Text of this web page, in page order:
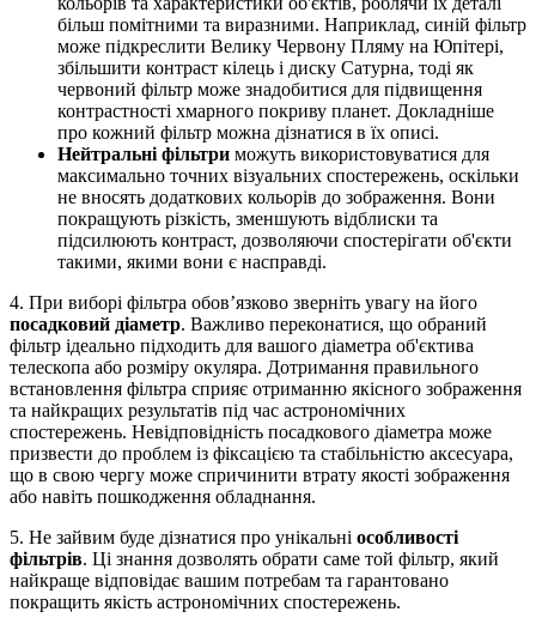
більш помітними та виразними. Наприклад, синій фільтр
може підкреслити Велику Червону Пляму на Юпітері,
збільшити контраст кілець і диску Сатурна, тоді як
червоний фільтр може знадобитися для підвищення
контрастності хмарного покриву планет. Докладніше
про кожний фільтр можна дізнатися в їх описі.
Нейтральні фільтри можуть використовуватися для
максимально точних візуальних спостережень, оскільки
не вносять додаткових кольорів до зображення. Вони
покращують різкість, зменшують відблиски та
підсилюють контраст, дозволяючи спостерігати об'єкти
такими, якими вони є насправді.
4. При виборі фільтра обов’язково зверніть увагу на його
посадковий діаметр. Важливо переконатися, що обраний
фільтр ідеально підходить для вашого діаметра об'єктива
телескопа або розміру окуляра. Дотримання правильного
встановлення фільтра сприяє отриманню якісного зображення
та найкращих результатів під час астрономічних
спостережень. Невідповідність посадкового діаметра може
призвести до проблем із фіксацією та стабільністю аксесуара,
що в свою чергу може спричинити втрату якості зображення
або навіть пошкодження обладнання.
5. Не зайвим буде дізнатися про унікальні особливості
фільтрів. Ці знання дозволять обрати саме той фільтр, який
найкраще відповідає вашим потребам та гарантовано
покращить якість астрономічних спостережень.